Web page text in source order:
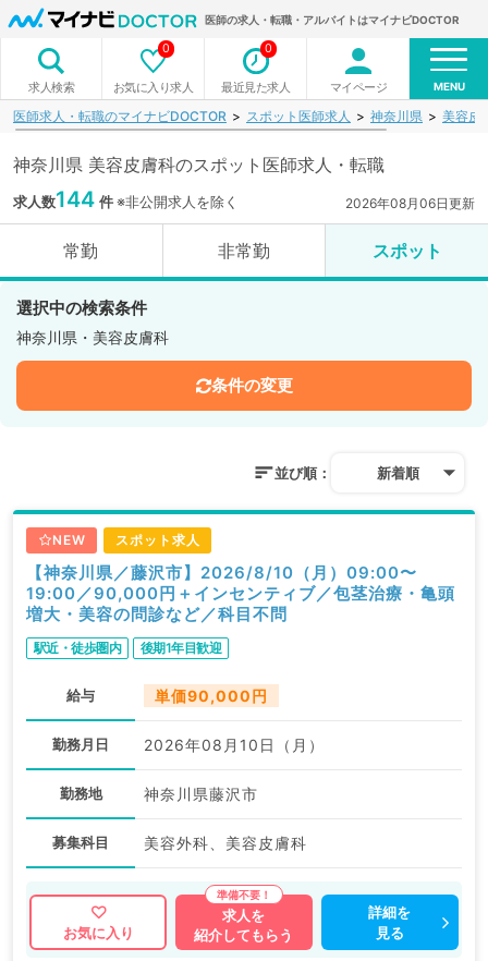
医師の求人・転職・アルバイトはマイナビDOCTOR
求人検索 お気に入り求人
0
最近見た求人
0
マイページ MENU
医師求人・転職のマイナビDOCTOR スポット医師求人 神奈川県 美容皮
神奈川県 美容皮膚科のスポット医師求人・転職
求人数144 件※非公開求人を除く 2026年08月06日更新
常勤 非常勤 スポット
選択中の検索条件
神奈川県・美容皮膚科
条件の変更
並び順： 新着順
NEW スポット求人
【神奈川県／藤沢市】2026/8/10（月）09:00〜
19:00／90,000円＋インセンティブ／包茎治療・亀頭
増大・美容の問診など／科目不問
駅近・徒歩圏内 後期1年目歓迎
給与 単価90,000円
勤務月日 2026年08月10日（月）
勤務地 神奈川県藤沢市
募集科目 美容外科、美容皮膚科
お気に入り
求人を
紹介してもらう
詳細を
見る